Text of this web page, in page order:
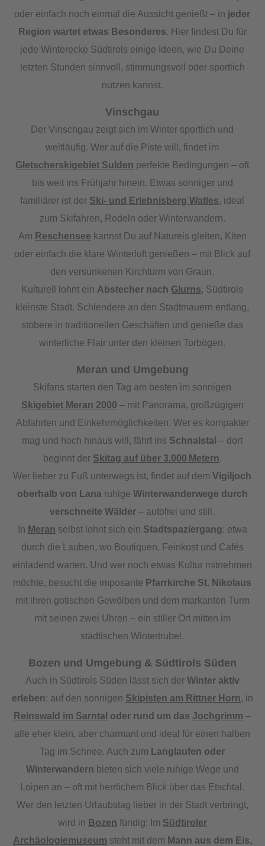
oder einfach noch einmal die Aussicht genießt – in jeder
Region wartet etwas Besonderes. Hier findest Du für
jede Winterecke Südtirols einige Ideen, wie Du Deine
letzten Stunden sinnvoll, stimmungsvoll oder sportlich
nutzen kannst.
Vinschgau
Der Vinschgau zeigt sich im Winter sportlich und
weitläufig. Wer auf die Piste will, findet im
Gletscherskigebiet Sulden perfekte Bedingungen – oft
bis weit ins Frühjahr hinein. Etwas sonniger und
familiärer ist der Ski- und Erlebnisberg Watles, ideal
zum Skifahren, Rodeln oder Winterwandern.
Am Reschensee kannst Du auf Natureis gleiten, Kiten
oder einfach die klare Winterluft genießen – mit Blick auf
den versunkenen Kirchturm von Graun.
Kulturell lohnt ein Abstecher nach Glurns, Südtirols
kleinste Stadt. Schlendere an den Stadtmauern entlang,
stöbere in traditionellen Geschäften und genieße das
winterliche Flair unter den kleinen Torbögen.
Meran und Umgebung
Skifans starten den Tag am besten im sonnigen
Skigebiet Meran 2000 – mit Panorama, großzügigen
Abfahrten und Einkehrmöglichkeiten. Wer es kompakter
mag und hoch hinaus will, fährt ins Schnalstal – dort
beginnt der Skitag auf über 3.000 Metern.
Wer lieber zu Fuß unterwegs ist, findet auf demVigiljoch
oberhalb von Lana ruhige Winterwanderwege durch
verschneite Wälder – autofrei und still.
In Meran selbst lohnt sich ein Stadtspaziergang: etwa
durch die Lauben, wo Boutiquen, Feinkost und Cafés
einladend warten. Und wer noch etwas Kultur mitnehmen
möchte, besucht die imposante Pfarrkirche St. Nikolaus
mit ihren gotischen Gewölben und dem markanten Turm
mit seinen zwei Uhren – ein stiller Ort mitten im
städtischen Wintertrubel.
Bozen und Umgebung & Südtirols Süden
Auch in Südtirols Süden lässt sich der Winter aktiv
erleben: auf den sonnigen Skipisten am Rittner Horn, in
Reinswald im Sarntal oder rund um das Jochgrimm –
alle eher klein, aber charmant und ideal für einen halben
Tag im Schnee. Auch zum Langlaufen oder
Winterwandern bieten sich viele ruhige Wege und
Loipen an – oft mit herrlichem Blick über das Etschtal.
Wer den letzten Urlaubstag lieber in der Stadt verbringt,
wird in Bozen fündig: Im Südtiroler
Archäologiemuseum steht mit dem Mann aus dem Eis,